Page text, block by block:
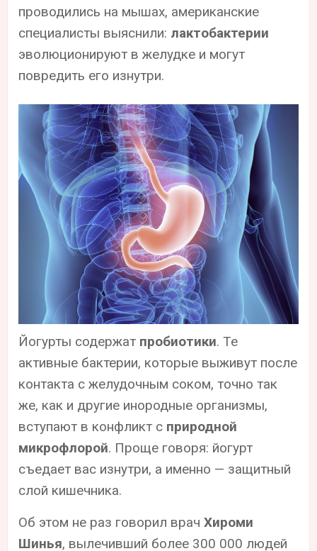
проводились на мышах, американские
специалисты выяснили: лактобактерии
эволюционируют в желудке и могут
повредить его изнутри.
Йогурты содержат пробиотики. Те
активные бактерии, которые выживут после
контакта с желудочным соком, точно так
же, как и другие инородные организмы,
вступают в конфликт с природной
микрофлорой. Проще говоря: йогурт
съедает вас изнутри, а именно — защитный
слой кишечника.
Об этом не раз говорил врачХироми
Шинья, вылечивший более 300 000 людей